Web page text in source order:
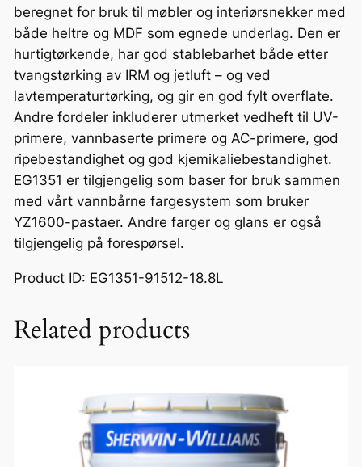
beregnet for bruk til møbler og interiørsnekker med
både heltre og MDF som egnede underlag. Den er
hurtigtørkende, har god stablebarhet både etter
tvangstørking av IRM og jetluft – og ved
lavtemperaturtørking, og gir en god fylt overflate.
Andre fordeler inkluderer utmerket vedheft til UV-
primere, vannbaserte primere og AC-primere, god
ripebestandighet og god kjemikaliebestandighet.
EG1351 er tilgjengelig som baser for bruk sammen
med vårt vannbårne fargesystem som bruker
YZ1600-pastaer. Andre farger og glans er også
tilgjengelig på forespørsel.
Product ID: EG1351-91512-18.8L
Related products